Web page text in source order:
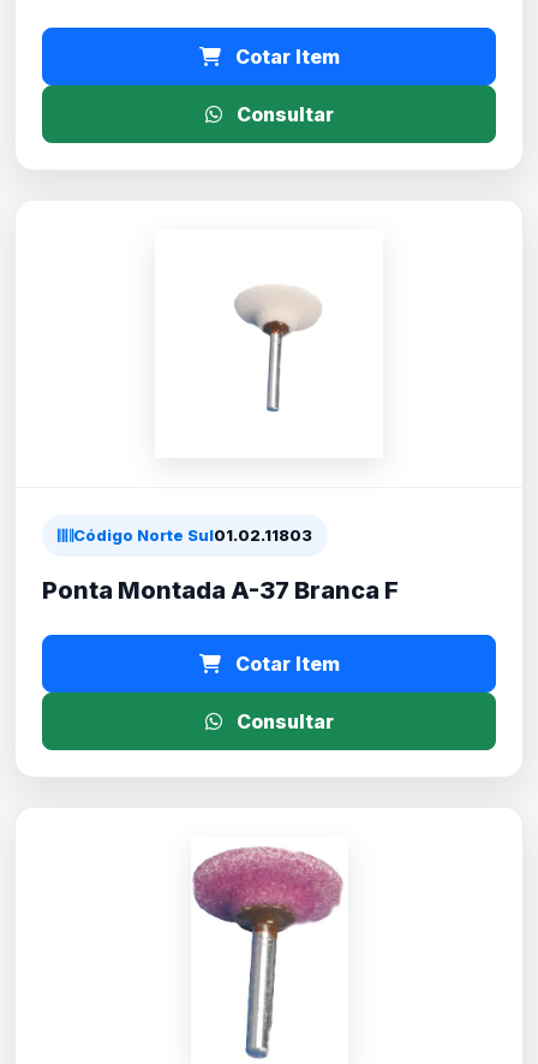
Cotar Item
Consultar
Código Norte Sul01.02.11803
Ponta Montada A-37 Branca F
Cotar Item
Consultar